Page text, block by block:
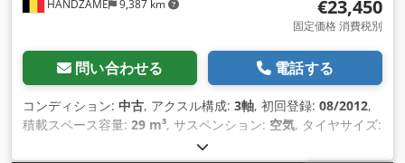
HANDZAME 9,387 km €23,450
固定価格 消費税別
問い合わせる 電話する
コンディション: 中古, アクスル構成: 3軸, 初回登録: 08/2012,
積載スペース容量: 29 m³, サスペンション: 空気, タイヤサイズ:
, ホイールベース:1,500 mm